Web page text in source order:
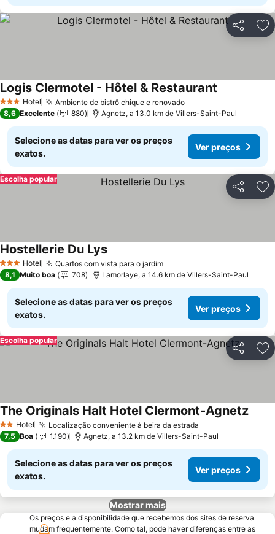
Partilhar
3 EstrelasHotel Ambiente de bistrô chique e renovado
Logis Clermotel - Hôtel & Restaurant
8,6 Excelente 880 Agnetz, a 13.0 km de Villers-Saint-Paul
Selecione as datas para ver os preços
exatos.
Ver preços
Partilhar
Escolha popular
3 EstrelasHotel Quartos com vista para o jardim
Hostellerie Du Lys
8,1 Muito boa 708 Lamorlaye, a 14.6 km de Villers-Saint-Paul
Selecione as datas para ver os preços
exatos.
Ver preços
Partilhar
Escolha popular
2 Estrelas
Hotel Localização conveniente à beira da estrada
The Originals Halt Hotel Clermont-Agnetz
7,5 Boa 1.190 Agnetz, a 13.2 km de Villers-Saint-Paul
Selecione as datas para ver os preços
exatos.
Ver preços
Mostrar mais
Os preços e a disponibilidade que recebemos dos sites de reserva
mudam frequentemente. Como tal, pode haver diferenças entre as